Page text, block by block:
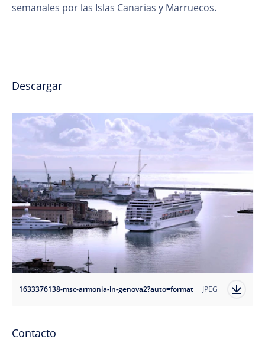
semanales por las Islas Canarias y Marruecos.
Descargar
1633376138-msc-armonia-in-genova2?auto=format JPEG
Contacto